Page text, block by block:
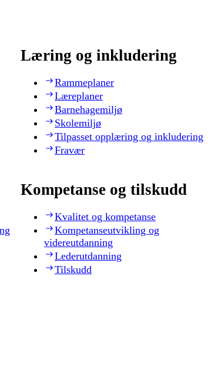
Læring og inkludering
Rammeplaner
Læreplaner
Barnehagemiljø
Skolemiljø
Tilpasset opplæring og inkludering
Fravær
Kompetanse og tilskudd
Kvalitet og kompetanse
Kompetanseutvikling og
videreutdanning
Lederutdanning
Tilskudd